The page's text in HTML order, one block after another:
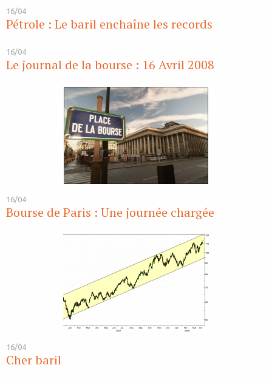
16/04
Pétrole : Le baril enchaîne les records
16/04
Le journal de la bourse : 16 Avril 2008
16/04
Bourse de Paris : Une journée chargée
16/04
Cher baril